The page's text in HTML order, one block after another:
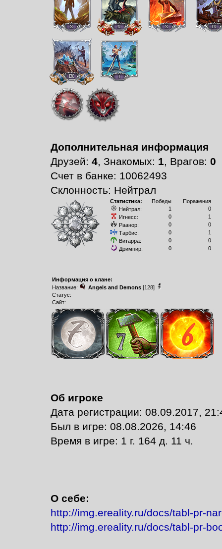
Дополнительная информация
Друзей: 4, Знакомых: 1, Врагов: 0
Счет в банке: 10062493
Склонность: Нейтрал
Статистика: Победы
Поражения
Нейтрал:
1
0
Игнесс:
0
1
Раанор:
0
0
Тарбис:
0
1
Витарра:
0
0
Дримнир:
0 0
Информация о клане:
Название:
Angels and Demons[128]
Статус:
Сайт:
Об игроке
Дата регистрации: 08.09.2017,
Был в игре: 08.08.2026, 14:46
Время в игре: 1 г. 164 д. 11 ч.
О себе:
http://img.ereality.ru/docs/tabl-pr-
http://img.ereality.ru/docs/tabl-pr-